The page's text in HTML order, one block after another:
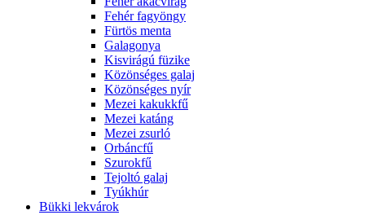
Fehér fagyöngy
Fürtös menta
Galagonya
Kisvirágú füzike
Közönséges galaj
Közönséges nyír
Mezei kakukkfű
Mezei katáng
Mezei zsurló
Orbáncfű
Szurokfű
Tejoltó galaj
Tyúkhúr
Bükki lekvárok